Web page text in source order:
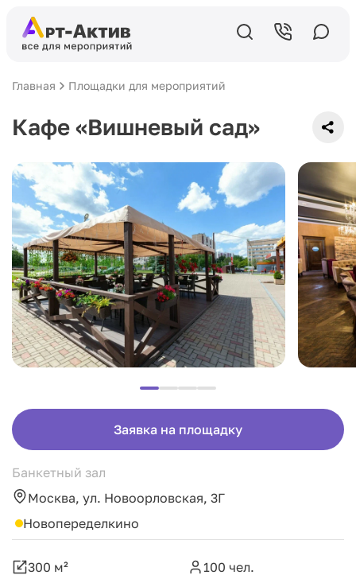
Главная Площадки для мероприятий
Кафе «Вишневый сад»
Заявка на площадку
Банкетный зал
Москва, ул. Новоорловская, 3Г
Новопеределкино
300 м² 100 чел.